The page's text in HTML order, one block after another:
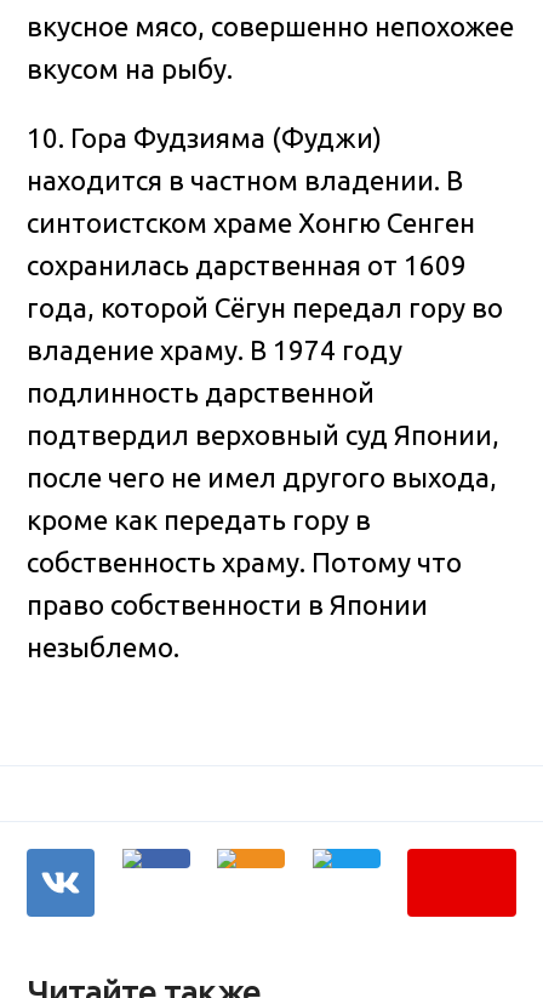
вкусное мясо, совершенно непохожее
вкусом на рыбу.
10. Гора Фудзияма (Фуджи)
находится в частном владении. В
синтоистском храме Хонгю Сенген
сохранилась дарственная от 1609
года, которой Сёгун передал гору во
владение храму. В 1974 году
подлинность дарственной
подтвердил верховный суд Японии,
после чего не имел другого выхода,
кроме как передать гору в
собственность храму. Потому что
право собственности в Японии
незыблемо.